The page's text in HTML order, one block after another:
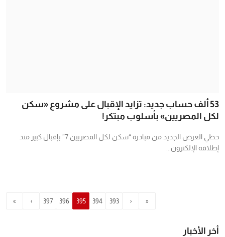
53 ألف حساب جديد: تزايد الإقبال على مشروع «سكن
لكل المصريين» بأسلوب مبتكر!
حظي العرض الجديد من مبادرة “سكن لكل المصريين 7” بإقبال كبير منذ
إطلاقه الإلكترون...
«
‹
393
394
395
396
397
›
»
أخر الأخبار